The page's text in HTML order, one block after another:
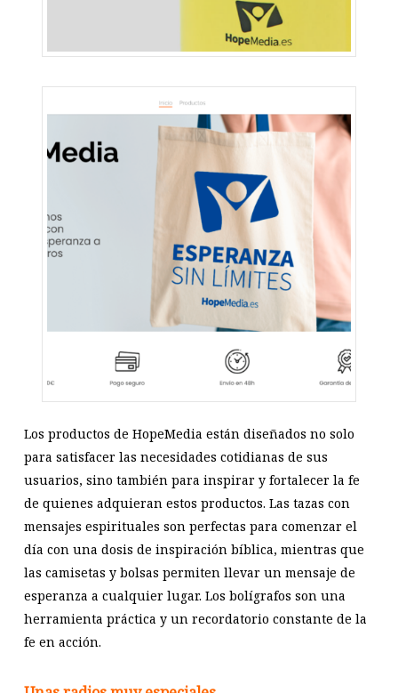
Los productos de HopeMedia están diseñados no solo
para satisfacer las necesidades cotidianas de sus
usuarios, sino también para inspirar y fortalecer la fe
de quienes adquieran estos productos. Las tazas con
mensajes espirituales son perfectas para comenzar el
día con una dosis de inspiración bíblica, mientras que
las camisetas y bolsas permiten llevar un mensaje de
esperanza a cualquier lugar. Los bolígrafos son una
herramienta práctica y un recordatorio constante de la
fe en acción.